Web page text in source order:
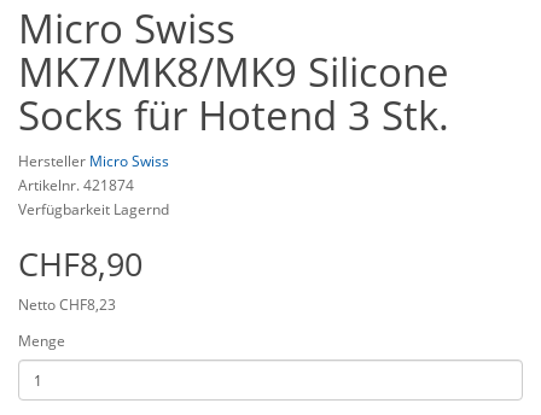
Micro Swiss
MK7/MK8/MK9 Silicone
Socks für Hotend 3 Stk.
Hersteller Micro Swiss
Artikelnr. 421874
Verfügbarkeit Lagernd
CHF8,90
Netto CHF8,23
Menge